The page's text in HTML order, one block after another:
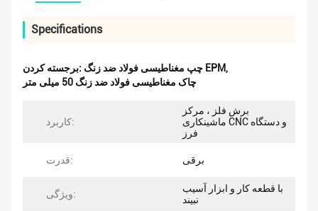
Specifications
برجسته کردن: چپ مغناطیسی فولاد ضد زنگ EPM,
چاک مغناطیسی فولاد ضد زنگ 50 میلی متر
کاربرد:
برش فلز ، مرکز
ماشینکاری CNC و دستگاه
فرز
قدرت: برقی
ویژگی:
با قطعه کار و ابزار آسیب
نبیند